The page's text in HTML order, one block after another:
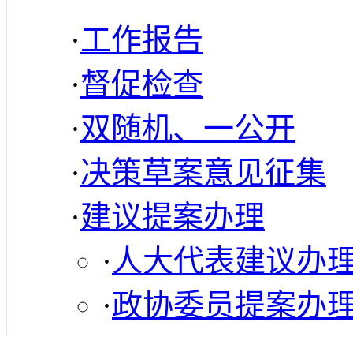
·工作报告
·督促检查
·双随机、一公开
·决策草案意见征集
·建议提案办理
· 人大代表建议办
·政协委员提案办